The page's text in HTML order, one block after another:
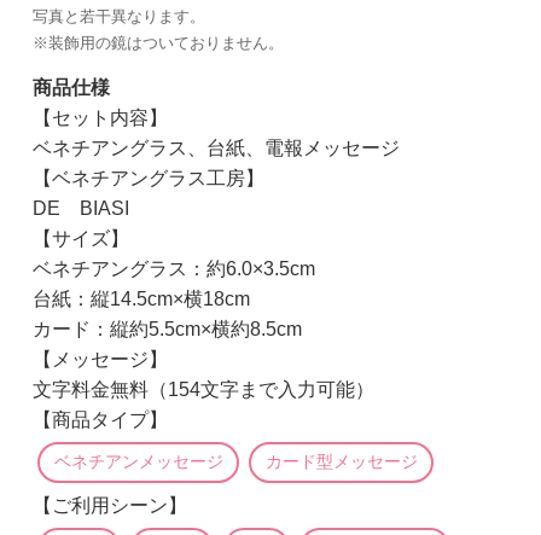
写真と若干異なります。
※装飾用の鏡はついておりません。
商品仕様
【セット内容】
ベネチアングラス、台紙、電報メッセージ
【ベネチアングラス工房】
DE BIASI
【サイズ】
ベネチアングラス：約6.0×3.5cm
台紙：縦14.5cm×横18cm
カード：縦約5.5cm×横約8.5cm
【メッセージ】
文字料金無料（154文字まで入力可能）
【商品タイプ】
ベネチアンメッセージ カード型メッセージ
【ご利用シーン】